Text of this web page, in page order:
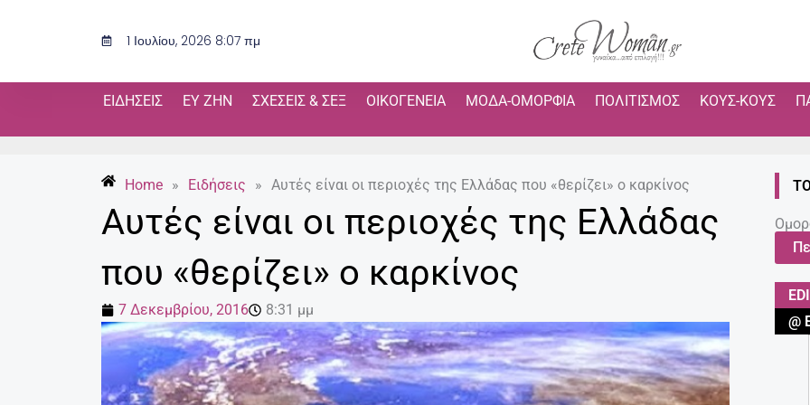
1 Ιουλίου, 2026 8:07 πμ
ΕΙΔΉΣΕΙΣ ΕΥ ΖΗΝ ΣΧΈΣΕΙΣ & ΣΕΞ ΟΙΚΟΓΈΝΕΙΑ ΜΌΔΑ-ΟΜΟΡΦΙΆ ΠΟΛΙΤΙΣΜΌΣ ΚΟΥΣ-ΚΟΥΣ
Home » Ειδήσεις » Αυτές είναι οι περιοχές της Ελλάδας που «θερίζει» ο καρκίνος
Αυτές είναι οι περιοχές της Ελλάδας
που «θερίζει» ο καρκίνος
7 Δεκεμβρίου, 2016 8:31 μμ
@